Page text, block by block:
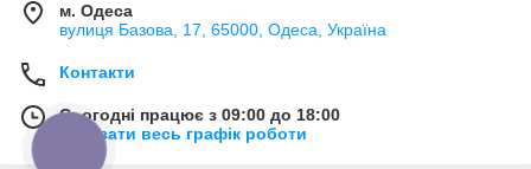
м. Одеса
вулиця Базова, 17, 65000, Одеса, Україна
Контакти
Сьогодні працює з 09:00 до 18:00
Показати весь графік роботи